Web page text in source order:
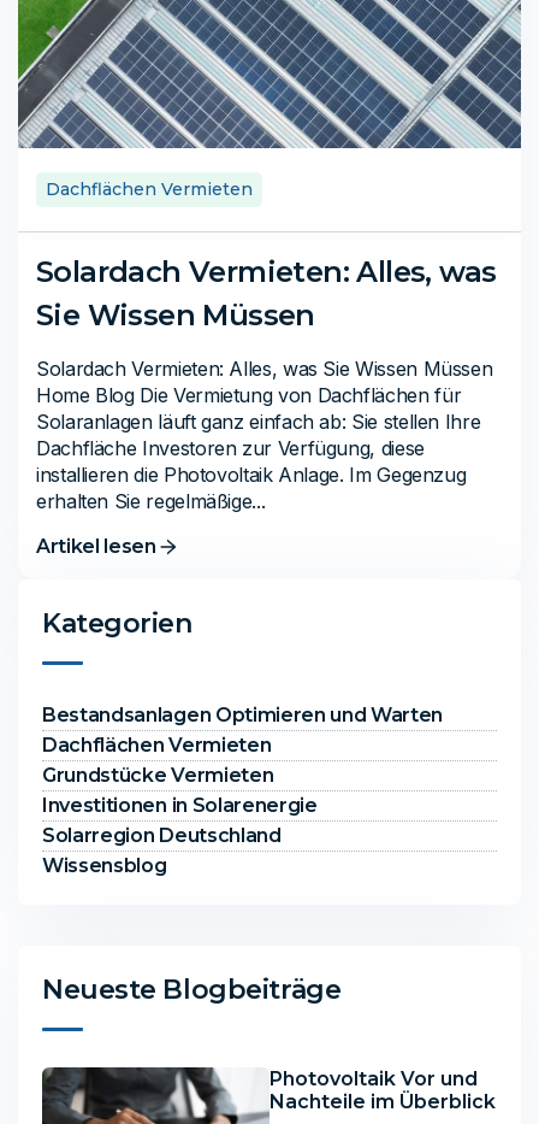
Dachflächen Vermieten
Solardach Vermieten: Alles, was
Sie Wissen Müssen
Solardach Vermieten: Alles, was Sie Wissen Müssen
Home Blog Die Vermietung von Dachflächen für
Solaranlagen läuft ganz einfach ab: Sie stellen Ihre
Dachfläche Investoren zur Verfügung, diese
installieren die Photovoltaik Anlage. Im Gegenzug
erhalten Sie regelmäßige...
Artikel lesen
Kategorien
Bestandsanlagen Optimieren und Warten
Dachflächen Vermieten
Grundstücke Vermieten
Investitionen in Solarenergie
Solarregion Deutschland
Wissensblog
Neueste Blogbeiträge
Photovoltaik Vor und
Nachteile im Überblick